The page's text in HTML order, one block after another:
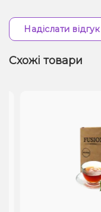
Надіслати відгук
Схожі товари